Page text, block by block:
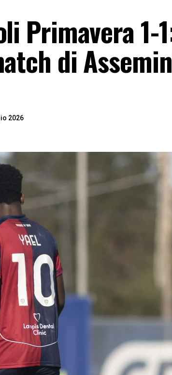
Primavera
di
2026